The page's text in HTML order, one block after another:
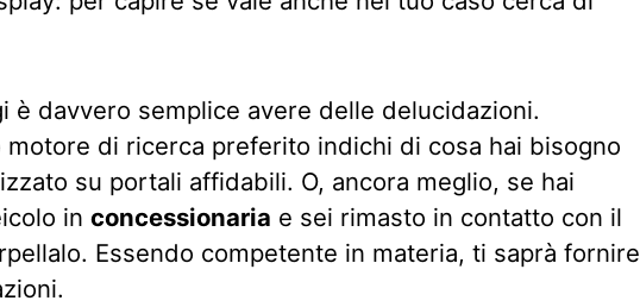
è davvero semplice avere delle delucidazioni.
motore di ricerca preferito indichi di cosa hai bisogno
su portali affidabili. O, ancora meglio, se hai
in concessionaria e sei rimasto in contatto con il
Essendo competente in materia, ti saprà fornire